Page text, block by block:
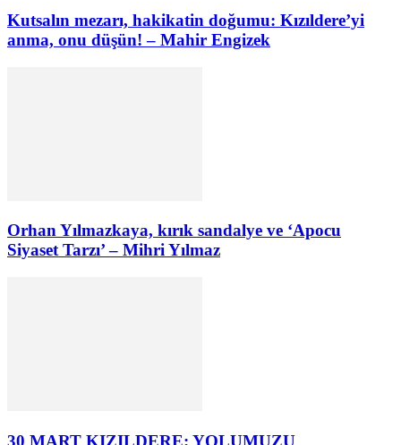
Kutsalın mezarı, hakikatin doğumu: Kızıldere’yi
anma, onu düşün! – Mahir Engizek
Orhan Yılmazkaya, kırık sandalye ve ‘Apocu
Siyaset Tarzı’ – Mihri Yılmaz
30 MART KIZILDERE: YOLUMUZU